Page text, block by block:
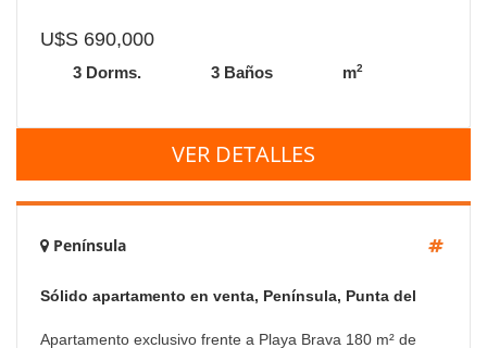
U$S 690,000
3 Dorms. 3 Baños m2
VER DETALLES
Península
Sólido apartamento en venta, Península, Punta del
Este, 3 Dormitorios.
Apartamento exclusivo frente a Playa Brava 180 m² de